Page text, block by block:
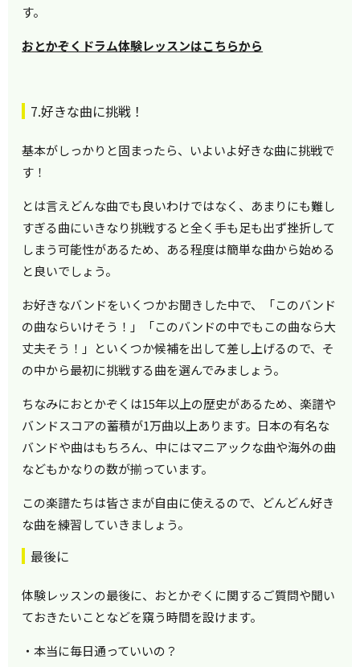
す。
おとかぞくドラム体験レッスンはこちらから
7.好きな曲に挑戦！
基本がしっかりと固まったら、いよいよ好きな曲に挑戦で
す！
とは言えどんな曲でも良いわけではなく、あまりにも難し
すぎる曲にいきなり挑戦すると全く手も足も出ず挫折して
しまう可能性があるため、ある程度は簡単な曲から始める
と良いでしょう。
お好きなバンドをいくつかお聞きした中で、「このバンド
の曲ならいけそう！」「このバンドの中でもこの曲なら大
丈夫そう！」といくつか候補を出して差し上げるので、そ
の中から最初に挑戦する曲を選んでみましょう。
ちなみにおとかぞくは15年以上の歴史があるため、楽譜や
バンドスコアの蓄積が1万曲以上あります。日本の有名な
バンドや曲はもちろん、中にはマニアックな曲や海外の曲
などもかなりの数が揃っています。
この楽譜たちは皆さまが自由に使えるので、どんどん好き
な曲を練習していきましょう。
最後に
体験レッスンの最後に、おとかぞくに関するご質問や聞い
ておきたいことなどを窺う時間を設けます。
・本当に毎日通っていいの？